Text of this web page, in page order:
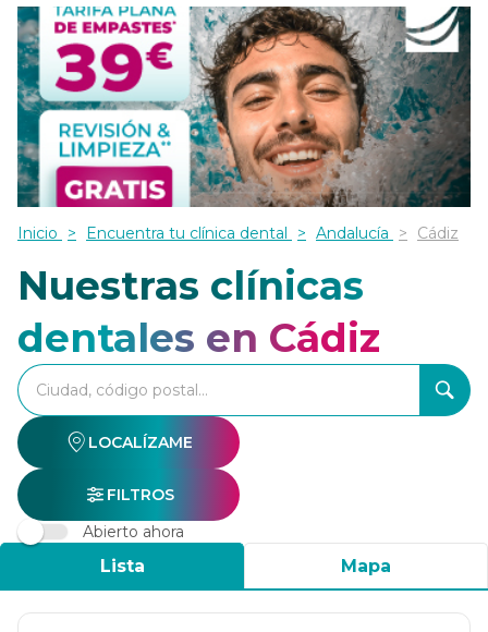
Inicio Encuentra tu clínica dental Andalucía Cádiz
Nuestras clínicas
dentales en Cádiz
accessibility.searchform.label.searchform
accessibility.searchform.label.searchinput
accessibility.searchform.autocomplete_status
LOCALÍZAME
FILTROS
Abierto ahora
Lista Mapa